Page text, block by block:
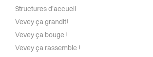
Structures d'accueil
Vevey ça grandit!
Vevey ça bouge !
Vevey ça rassemble !